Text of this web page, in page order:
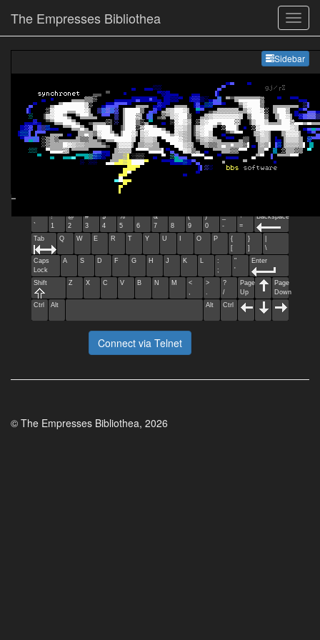
The Empresses Bibliothea
Sidebar
~
`
!
1
@
2
#
3
$
4
%
5
^
6
&
7
*
8
(
9
)
0
_
-
+
=
Backspace
Tab Q W E R T Y U O P
{
[
}
]
\
Caps
Lock
A S D F G H J K L
:
;
"
'
Enter
Shift Z X C V B N M
<
,
>
.
?
/
Page
Up
Page
Down
Ctrl
Alt Alt Ctrl
Connect via Telnet
© The Empresses Bibliothea, 2026